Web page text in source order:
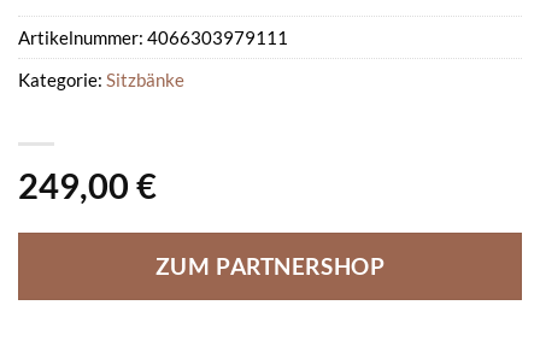
249,00 €
ZUM PARTNERSHOP
Artikelnummer: 4066303979111
Kategorie: Sitzbänke